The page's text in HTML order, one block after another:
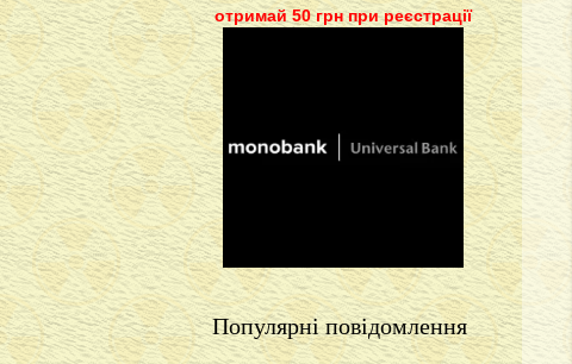
отримай 50 грн при реєстрації
Популярні повідомлення